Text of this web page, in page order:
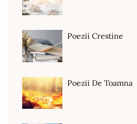
Poezii Crestine
Poezii De Toamna